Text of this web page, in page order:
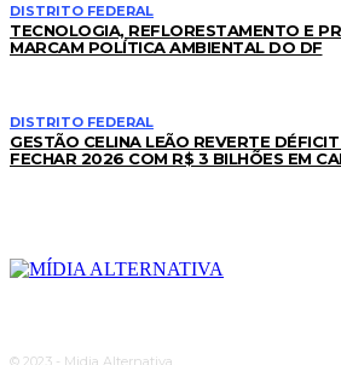
DISTRITO FEDERAL
TECNOLOGIA, REFLORESTAMENTO E
MARCAM POLÍTICA AMBIENTAL DO DF
DISTRITO FEDERAL
GESTÃO CELINA LEÃO REVERTE
FECHAR 2026 COM R$ 3 BILHÕES EM
© 2023 - Midia Alternativa.